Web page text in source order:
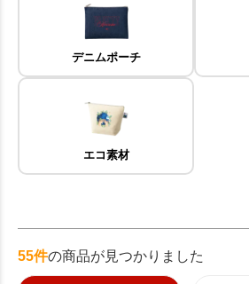
デニムポーチ
エコ素材
55件の商品が見つかりました